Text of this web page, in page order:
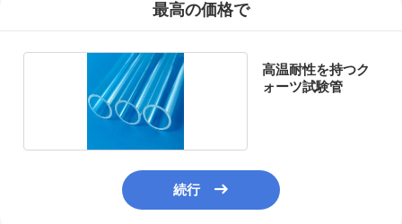
最高の価格で
高温耐性を持つク
ォーツ試験管
続行